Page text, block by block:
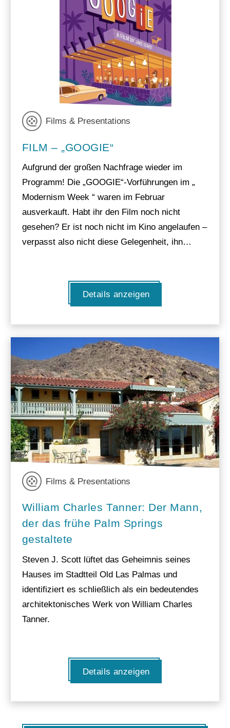
Films & Presentations
FILM – „GOOGIE“
Aufgrund der großen Nachfrage wieder im
Programm! Die „GOOGIE“-Vorführungen im „
Modernism Week “ waren im Februar
ausverkauft. Habt ihr den Film noch nicht
gesehen? Er ist noch nicht im Kino angelaufen –
verpasst also nicht diese Gelegenheit, ihn…
Details anzeigen
Films & Presentations
William Charles Tanner: Der Mann,
der das frühe Palm Springs
gestaltete
Steven J. Scott lüftet das Geheimnis seines
Hauses im Stadtteil Old Las Palmas und
identifiziert es schließlich als ein bedeutendes
architektonisches Werk von William Charles
Tanner.
Details anzeigen